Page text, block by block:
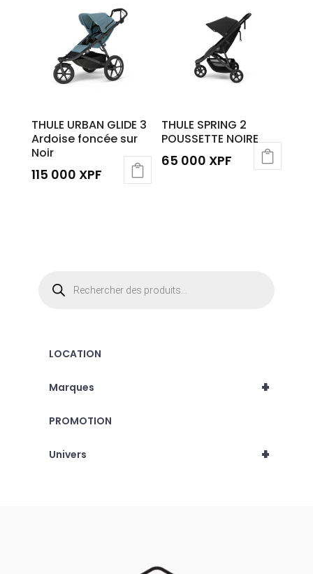
THULE URBAN GLIDE 3
Ardoise foncée sur
Noir
115 000 XPF
THULE SPRING 2
POUSSETTE NOIRE
65 000 XPF
produits
LOCATION
+
Marques
PROMOTION
+
Univers